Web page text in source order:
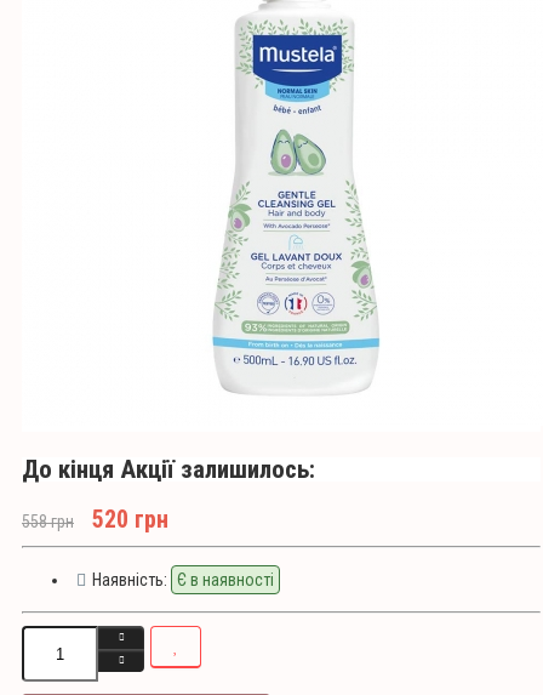
До кінця Акції залишилось:
558 грн 520 грн
Наявність: Є в наявності